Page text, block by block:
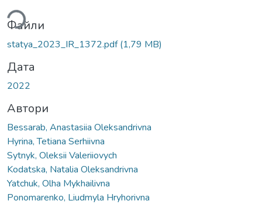
Файли
statya_2023_IR_1372.pdf(1,79 MB)
Дата
2022
Автори
Bessarab, Anastasiia Oleksandrivna
Hyrina, Tetiana Serhiivna
Sytnyk, Oleksii Valeriiovych
Kodatska, Natalia Oleksandrivna
Yatchuk, Olha Mykhailivna
Ponomarenko, Liudmyla Hryhorivna